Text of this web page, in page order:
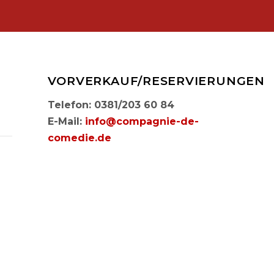
VORVERKAUF/RESERVIERUNGEN
Telefon: 0381/203 60 84
E-Mail: info@compagnie-de-
comedie.de